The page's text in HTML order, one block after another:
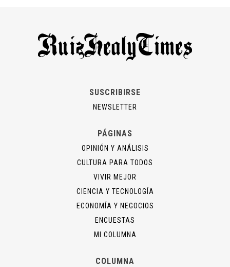
SUSCRIBIRSE
NEWSLETTER
PÁGINAS
OPINIÓN Y ANÁLISIS
CULTURA PARA TODOS
VIVIR MEJOR
CIENCIA Y TECNOLOGÍA
ECONOMÍA Y NEGOCIOS
ENCUESTAS
MI COLUMNA
COLUMNA